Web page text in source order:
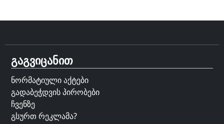
გაგვიცანით
ნორმატიული აქტები
გადაბეჭდვის პირობები
ჩვენზე
გსურთ რეკლამა?